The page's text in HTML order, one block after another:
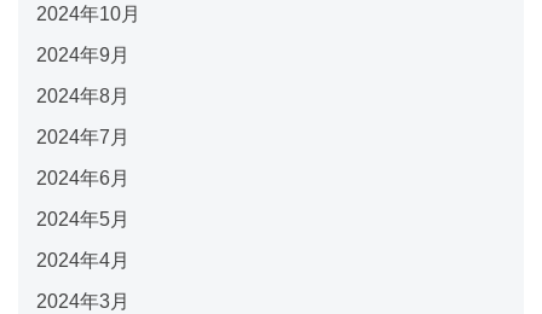
2024年10月
2024年9月
2024年8月
2024年7月
2024年6月
2024年5月
2024年4月
2024年3月